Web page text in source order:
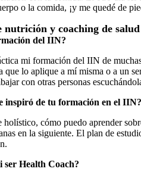
o la comida, ¡y me quedé de
nutrición y coaching de salud
del IIN?
mi formación del IIN de
que lo aplique a mí misma o a un
con otras personas
inspiró de tu formación en el IIN?
holístico, cómo puedo aprender
en la siguiente. El plan de
ser Health Coach?